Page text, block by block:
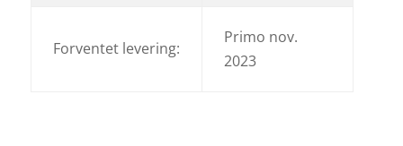
Forventet levering:
Primo nov.
2023